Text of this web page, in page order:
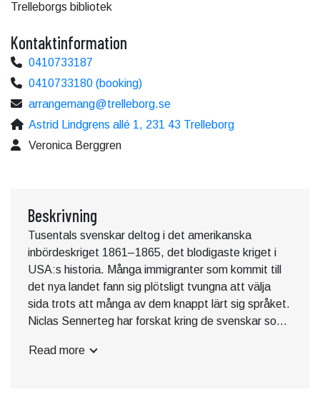
Trelleborgs bibliotek
Kontaktinformation
0410733187
0410733180 (booking)
arrangemang@trelleborg.se
Astrid Lindgrens allé 1, 231 43 Trelleborg
Veronica Berggren
Beskrivning
Tusentals svenskar deltog i det amerikanska
inbördeskriget 1861–1865, det blodigaste kriget i
USA:s historia. Många immigranter som kommit till
det nya landet fann sig plötsligt tvungna att välja
sida trots att många av dem knappt lärt sig språket.
Niclas Sennerteg har forskat kring de svenskar som
1863. Slaget vid Gettysburg var inte bara en
Read more